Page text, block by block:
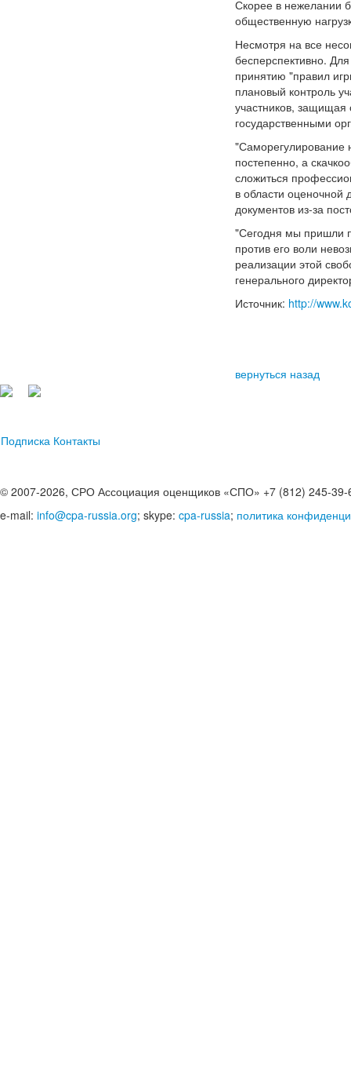
Скорее в нежелании
общественную
Несмотря на все
бесперспективно.
принятию "правил
плановый контроль
участников,
государственными
"Саморегулирование
постепенно, а
сложиться
в области оценочной
документов из-за
"Сегодня мы пришли
против его воли
реализации этой
генерального
Источник: http://
вернуться назад
Подписка Контакты
© 2007-2026, СРО Ассоциация оценщиков «СПО» +7 (812) 245-39-
e-mail: info@cpa-russia.org; skype: cpa-russia; политика